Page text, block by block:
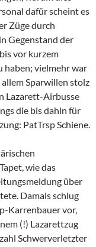
dafür scheint es
Züge durch
Gegenstand der
vor kurzem
haben; vielmehr war
Sparwillen stolz
Lazarett-Airbusse
die bis dahin für
PatTrsp Schiene.
wie das
über
Damals schlug
Karrenbauer vor,
(!) Lazarettzug
Schwerverletzter